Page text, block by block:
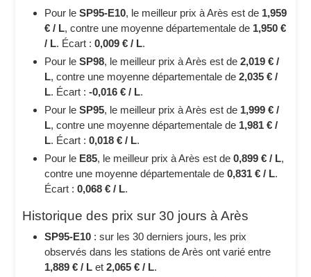
Pour leSP95-E10, le meilleur prix à Arès est de 1,959
€ / L, contre une moyenne départementale de 1,950 €
/ L. Écart :0,009 € / L.
Pour leSP98, le meilleur prix à Arès est de2,019 € /
L, contre une moyenne départementale de2,035 € /
L. Écart :-0,016 € / L.
Pour leSP95, le meilleur prix à Arès est de 1,999 € /
L, contre une moyenne départementale de 1,981 € /
L. Écart :0,018 € / L.
Pour le E85, le meilleur prix à Arès est de0,899 € / L,
contre une moyenne départementale de0,831 € / L.
Écart :0,068 € / L.
Historique des prix sur 30 jours à Arès
SP95-E10 : sur les 30 derniers jours, les prix
observés dans les stations de Arès ont varié entre
1,889 € / L et2,065 € / L.